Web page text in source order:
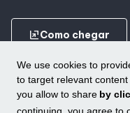
We use cookies to
to target relevant
you allow to share by
ungroupComo chegar